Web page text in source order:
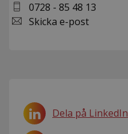
0728 - 85 48 13
Skicka e-post
Dela på LinkedIn